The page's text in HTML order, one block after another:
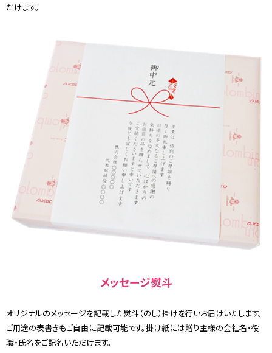
だけます。
メッセージ熨斗
オリジナルのメッセージを記載した熨斗（のし）掛けを行いお届けいたします。
ご用途の表書きもご自由に記載可能です。掛け紙には贈り主様の会社名・役
職・氏名をご記名いただけます。